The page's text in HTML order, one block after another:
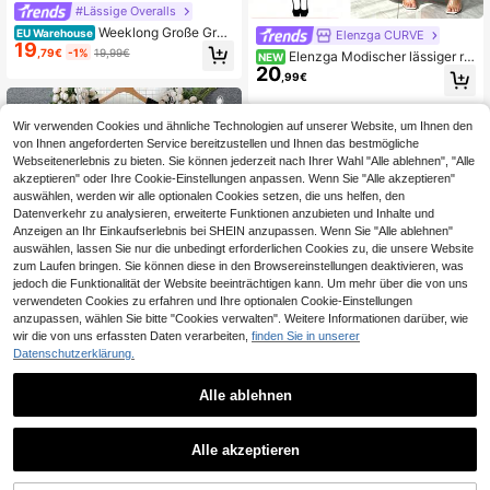
#Lässige Overalls
EU Warehouse Weeklong Große Größ
en Bequemer einfarbiger Jumpsuit
mit Kurzarm
19 ,79€ -1% 19,99€
EU Warehouse SHEIN LUNE Gestreift
er bedruckter ärmelloser Jumpsuit i
n Große Größen mit Gürtel, Sommer
18
Elenzga CURVE
NEW Elenzga Modischer lässiger ro
mantischer Vintage eleganter V-Au
sschnitt geraffte Taille Pendler Spa
ghetti-Träger Jumpsuit
20 ,99€
roße Größen Urlaubs Jumpsuit mit r
undem Ausschnitt, rückenfreiem De
sign und weitem Bein mit Muster
23 ,99€
Wir verwenden Cookies und ähnliche Technologien auf unserer Website, um Ihnen den
von Ihnen angeforderten Service bereitzustellen und Ihnen das bestmögliche
Webseitenerlebnis zu bieten. Sie können jederzeit nach Ihrer Wahl "Alle ablehnen", "Alle
akzeptieren" oder Ihre Cookie-Einstellungen anpassen. Wenn Sie "Alle akzeptieren"
auswählen, werden wir alle optionalen Cookies setzen, die uns helfen, den
Datenverkehr zu analysieren, erweiterte Funktionen anzubieten und Inhalte und
Anzeigen an Ihr Einkaufserlebnis bei SHEIN anzupassen. Wenn Sie "Alle ablehnen"
auswählen, lassen Sie nur die unbedingt erforderlichen Cookies zu, die unsere Website
zum Laufen bringen. Sie können diese in den Browsereinstellungen deaktivieren, was
jedoch die Funktionalität der Website beeinträchtigen kann. Um mehr über die von uns
verwendeten Cookies zu erfahren und Ihre optionalen Cookie-Einstellungen
anzupassen, wählen Sie bitte "Cookies verwalten". Weitere Informationen darüber, wie
wir die von uns erfassten Daten verarbeiten, finden Sie in unserer
Datenschutzerklärung.
Alle ablehnen
Alle akzeptieren